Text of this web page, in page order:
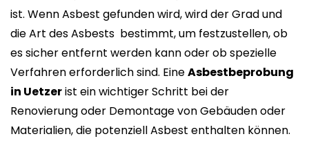
ist. Wenn Asbest gefunden wird, wird der Grad und
die Art des Asbests bestimmt, um festzustellen, ob
es sicher entfernt werden kann oder ob spezielle
Verfahren erforderlich sind. EineAsbestbeprobung
in Uetzerist ein wichtiger Schritt bei der
Renovierung oder Demontage von Gebäuden oder
Materialien, die potenziell Asbest enthalten können.